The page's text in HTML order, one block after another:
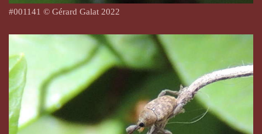
#001141 © Gérard Galat 2022